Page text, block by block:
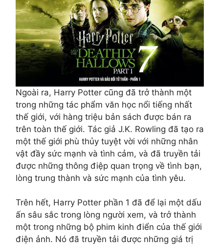
Ngoài ra, Harry Potter cũng đã trở thành một
trong những tác phẩm văn học nổi tiếng nhất
thế giới, với hàng triệu bản sách được bán ra
trên toàn thế giới. Tác giả J.K. Rowling đã tạo ra
một thế giới phù thủy tuyệt vời với những nhân
vật đầy sức mạnh và tình cảm, và đã truyền tải
được những thông điệp quan trọng về tình bạn,
lòng trung thành và sức mạnh của tình yêu.
Trên hết, Harry Potter phần 1 đã để lại một dấu
ấn sâu sắc trong lòng người xem, và trở thành
một trong những bộ phim kinh điển của thế giới
điện ảnh. Nó đã truyền tải được những giá trị